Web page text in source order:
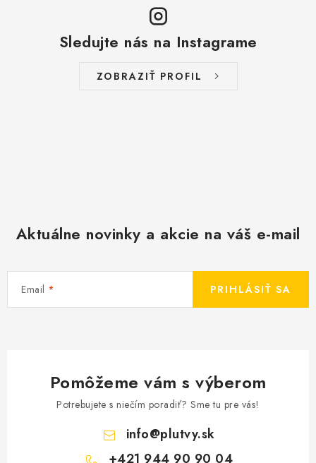
Sledujte nás na Instagrame
ZOBRAZIŤ PROFIL
Aktuálne novinky a akcie na váš e-mail
Email PRIHLÁSIŤ SA
Pomôžeme vám s výberom
Potrebujete s niečím poradiť? Sme tu pre vás!
info@plutvy.sk
+421 944 90 90 04